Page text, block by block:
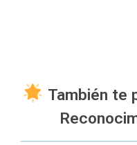
También te